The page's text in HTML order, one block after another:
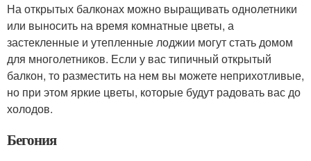
На открытых балконах можно выращивать однолетники
или выносить на время комнатные цветы, а
застекленные и утепленные лоджии могут стать домом
для многолетников. Если у вас типичный открытый
балкон, то разместить на нем вы можете неприхотливые,
но при этом яркие цветы, которые будут радовать вас до
холодов.
Бегония